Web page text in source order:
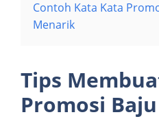
Contoh Kata Kata
Menarik
Tips
Promosi